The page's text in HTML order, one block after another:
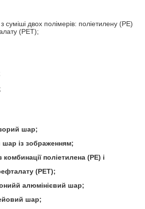
суміші двох полімерів: поліетилену (PE)
(PET);
шар;
із зображенням;
поліетилена (PE) і
(PET);
алюмінієвий шар;
шар;